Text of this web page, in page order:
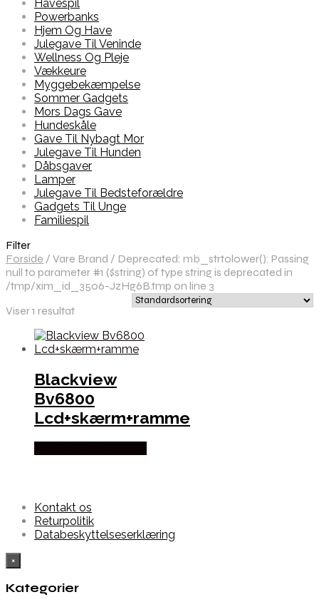
Havespil
Powerbanks
Hjem Og Have
Julegave Til Veninde
Wellness Og Pleje
Vækkeure
Myggebekæmpelse
Sommer Gadgets
Mors Dags Gave
Hundeskåle
Gave Til Nybagt Mor
Julegave Til Hunden
Dåbsgaver
Lamper
Julegave Til Bedsteforældre
Gadgets Til Unge
Familiespil
Filter
Forside / Vare Brand / Deprecated: mb_strtolower(): Passing
null to parameter #1 ($string) of type string is deprecated in
/tmp/xim_id_3506-JzHg6B.tmp on line 3
Viser 1 resultat
Blackview
Bv6800
Lcd+skærm+ramme
Kontakt os
Returpolitik
Databeskyttelseserklæring
×
Kategorier